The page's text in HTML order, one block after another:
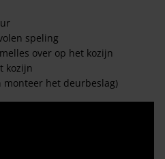
speling
over op het kozijn
kozijn
monteer het deurbeslag)